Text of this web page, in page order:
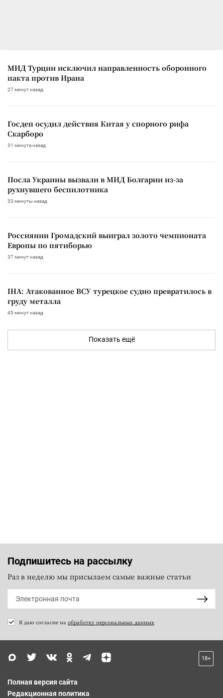
МИД Турции исключил направленность оборонного
пакта против Ирана
27 минут назад
Госдеп осудил действия Китая у спорного рифа
Скарборо
31 минута назад
Посла Украины вызвали в МИД Болгарии из-за
рухнувшего беспилотника
33 минуты назад
Россиянин Громадский выиграл золото чемпионата
Европы по пятиборью
37 минут назад
IHA: Атакованное ВСУ турецкое судно превратилось в
груду металла
45 минут назад
Показать ещё
Подпишитесь на рассылку
Раз в неделю мы присылаем самые важные статьи
Я даю согласие на обработку персональных данных
18+
Полная версия сайта
Редакционная политика